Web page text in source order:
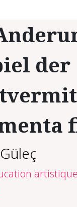
der
artistique